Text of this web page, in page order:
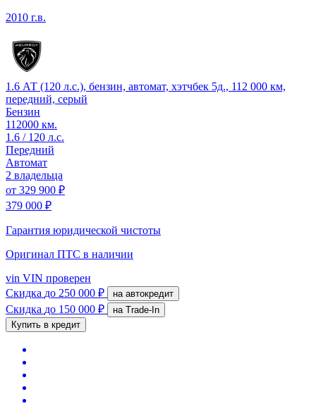
2010 г.в.
1.6 АТ (120 л.с.), бензин, автомат, хэтчбек 5д., 112 000 км,
передний, серый
Бензин
112000 км.
1.6 / 120 л.с.
Передний
Автомат
2 владельца
от 329 900 ₽
379 000 ₽
Гарантия юридической чистоты
Оригинал ПТС в наличии
vin VIN проверен
Скидка до 250 000 ₽ на автокредит
Скидка до 150 000 ₽
на Trade-In
Купить в кредит